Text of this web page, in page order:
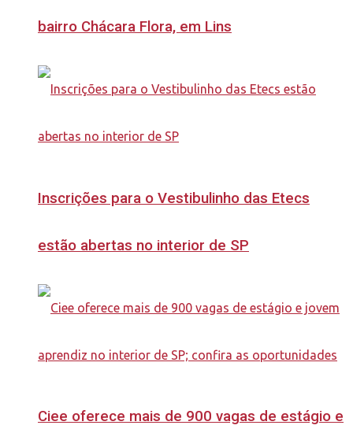
bairro Chácara Flora, em Lins
Inscrições para o Vestibulinho das Etecs
estão abertas no interior de SP
Ciee oferece mais de 900 vagas de estágio e